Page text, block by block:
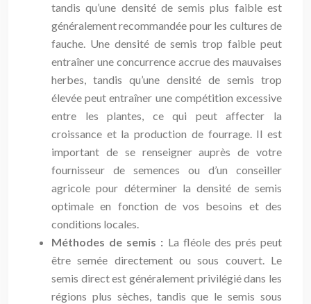
tandis qu’une densité de semis plus faible est
généralement recommandée pour les cultures de
fauche. Une densité de semis trop faible peut
entraîner une concurrence accrue des mauvaises
herbes, tandis qu’une densité de semis trop
élevée peut entraîner une compétition excessive
entre les plantes, ce qui peut affecter la
croissance et la production de fourrage. Il est
important de se renseigner auprès de votre
fournisseur de semences ou d’un conseiller
agricole pour déterminer la densité de semis
optimale en fonction de vos besoins et des
conditions locales.
Méthodes de semis : La fléole des prés peut
être semée directement ou sous couvert. Le
semis direct est généralement privilégié dans les
régions plus sèches, tandis que le semis sous